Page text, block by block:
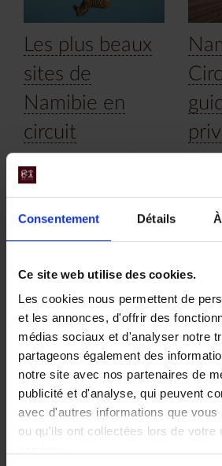
Consentement Détails
Ce site web utilise des cookies.
Les cookies nous permettent de
et les annonces, d'offrir des
médias sociaux et d'analyser notre
partageons également des
notre site avec nos partenaires de
publicité et d'analyse, qui peuvent
avec d'autres informations que vous
ou qu'ils ont collectées lors de votre
Les plus beaux
sites de
Namibie en
circuit
accompagné
lieux préservés à la
découverte des
Namibie, en petit groupe
de 8 maximum, avec
votre guide anglophone.
13 jours, à partir de 6
400 €
Voyage Namibie
Circuit Safari
Nos incontournables
avec
privé
13
500 €
Nos